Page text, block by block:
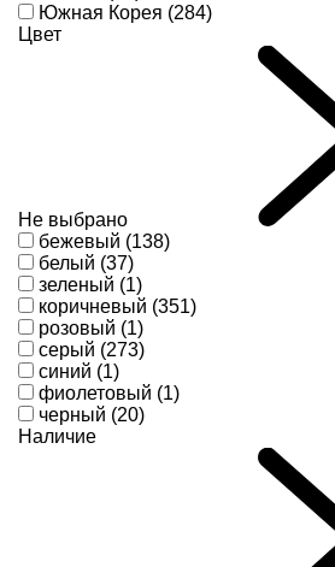
Южная Корея (284)
Цвет
Не выбрано
бежевый (138)
белый (37)
зеленый (1)
коричневый (351)
розовый (1)
серый (273)
синий (1)
фиолетовый (1)
черный (20)
Наличие